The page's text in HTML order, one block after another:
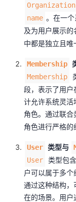
Organization
name 。在一
及为用户展示的
中都是独立且唯
Membership
Membership
段，表示了用户
计允许系统灵活
角色。通过联合
角色进行严格的
User 类型与
User 类型包
户可以属于多个
通过这种结构，
在的场景。用户